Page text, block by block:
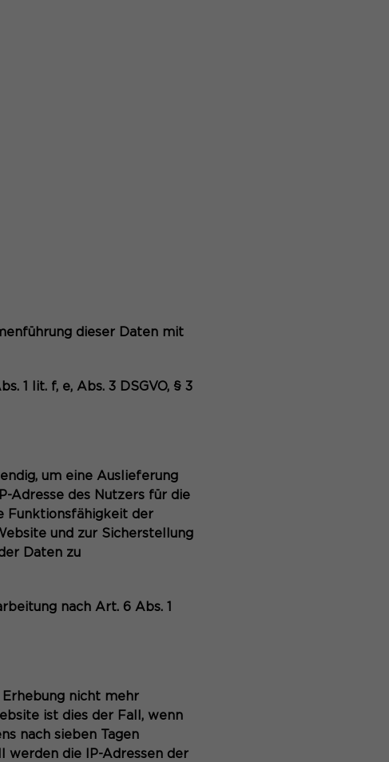
dieser Daten mit
1 lit. f, e, Abs. 3 DSGVO, § 3
um eine Auslieferung
Adresse des Nutzers für die
Funktionsfähigkeit der
und zur Sicherstellung
Daten zu
nach Art. 6 Abs. 1
nicht mehr
ist dies der Fall, wenn
nach sieben Tagen
werden die IP-Adressen der